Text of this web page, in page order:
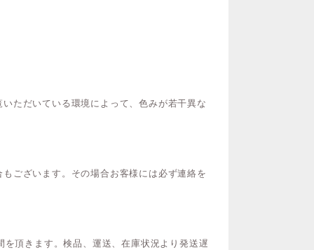
ただいている環境によって、色みが若干異な
ございます。その場合お客様には必ず連絡を
頂きます。検品、運送、在庫状況より発送遅